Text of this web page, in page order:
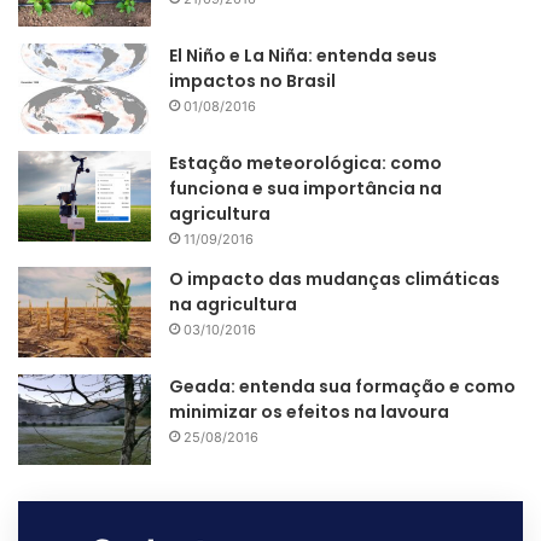
Aplicação de defensivos em clima frio
Por outro lado, quando se utiliza os termos “defensivos”
ou “fitossanitários”, quem ouve pode focar apenas nos
aspectos positivos de proteção, se esquecendo da
periculosidade de manuseá-los.
Para finalizar, o termo pesticida é o mais comumente
El Niño e La Niña: entenda seus
impactos no Brasil
01/08/2016
Estação meteorológica: como
funciona e sua importância na
agricultura
11/09/2016
O impacto das mudanças climáticas
na agricultura
03/10/2016
Geada: entenda sua formação e como
minimizar os efeitos na lavoura
25/08/2016